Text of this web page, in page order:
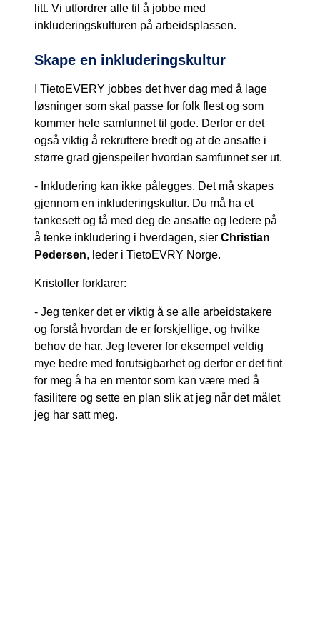
litt. Vi utfordrer alle til å jobbe med
inkluderingskulturen på arbeidsplassen.
Skape en inkluderingskultur
I TietoEVERY jobbes det hver dag med å lage
løsninger som skal passe for folk flest og som
kommer hele samfunnet til gode. Derfor er det
også viktig å rekruttere bredt og at de ansatte i
større grad gjenspeiler hvordan samfunnet ser ut.
- Inkludering kan ikke pålegges. Det må skapes
gjennom en inkluderingskultur. Du må ha et
tankesett og få med deg de ansatte og ledere på
å tenke inkludering i hverdagen, sier Christian
Pedersen, leder i TietoEVRY Norge.
Kristoffer forklarer:
- Jeg tenker det er viktig å se alle arbeidstakere
og forstå hvordan de er forskjellige, og hvilke
behov de har. Jeg leverer for eksempel veldig
mye bedre med forutsigbarhet og derfor er det fint
for meg å ha en mentor som kan være med å
fasilitere og sette en plan slik at jeg når det målet
jeg har satt meg.